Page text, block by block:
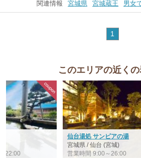
関連情報 宮城県 宮城蔵王 男女
1
このエリアの近く
22:00
仙台湯処 サンピアの湯
宮城県 / 仙台 (宮城)
営業時間 9:00～26:00